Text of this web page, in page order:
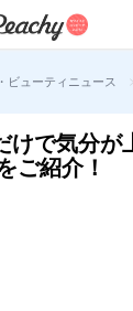
ビューティニュース >
で気分が
ご紹介！